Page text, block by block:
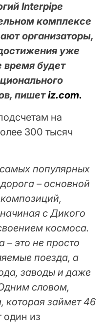
Interpipe
комплексе
организаторы,
уже
время будет
пишетiz.com.​
на
300 тысяч
популярных
– основной
с Дикого
космоса.
это не просто
поезда, а
заводы и даже
словом,
которая займет 46
один из